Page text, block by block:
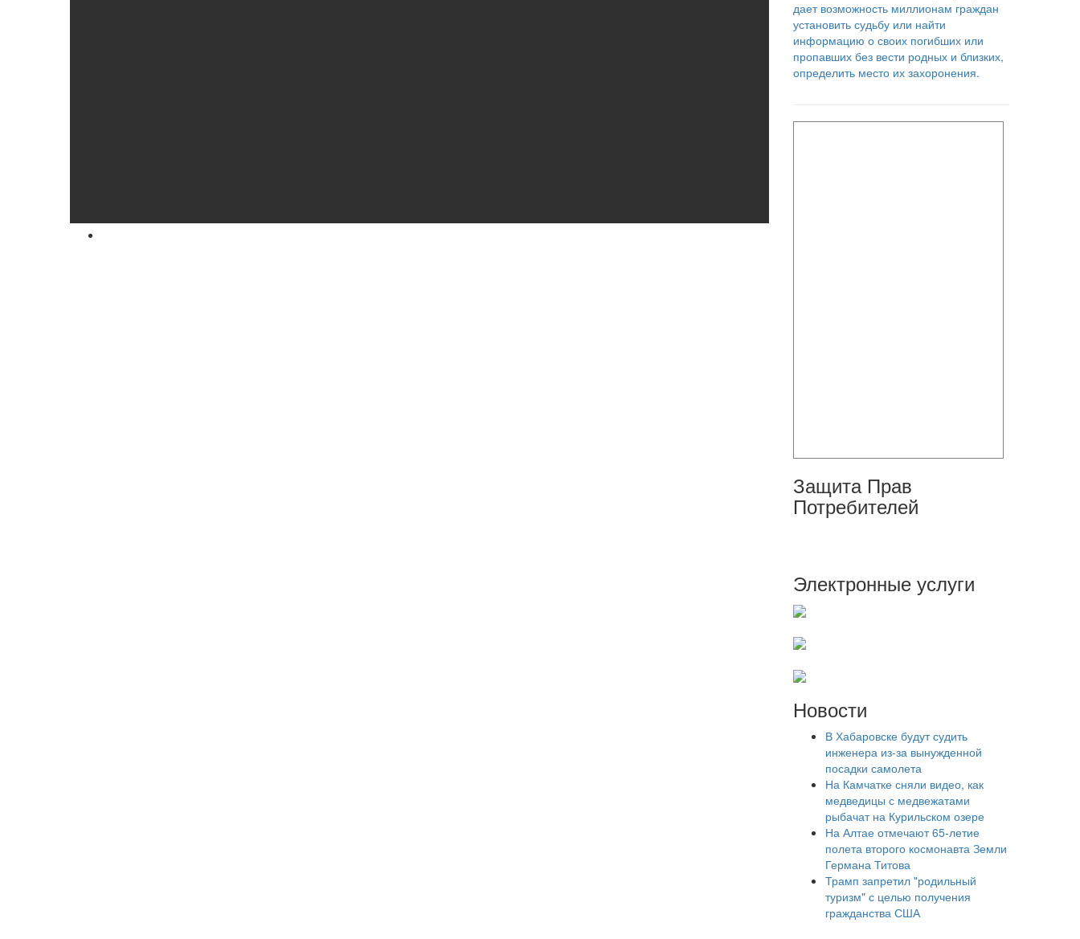
Защита Прав
Потребителей
Электронные услуги
Новости
В Хабаровске будут судить
инженера из-за вынужденной
посадки самолета
На Камчатке сняли видео, как
медведицы с медвежатами
рыбачат на Курильском озере
На Алтае отмечают 65-летие
полета второго космонавта Земли
Германа Титова
Трамп запретил "родильный
туризм" с целью получения
гражданства США